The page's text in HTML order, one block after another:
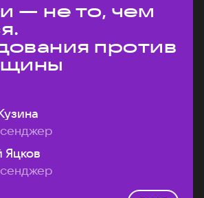
— не то, чем
против
Яцков